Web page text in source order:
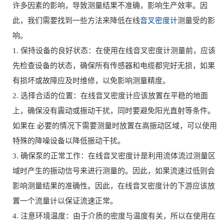
许多因素的影响，导致测量结果不准确，影响生产效率。因
此，我们需要找到一些方法来降低在线音叉密度计测量受的影
响。
1. 保持设备的良好状态：在使用在线音叉密度计测量前，应该
先检查设备的状态，确保所有传感器和电缆都完好无损，如果
有损坏或故障应及时维修，以免影响测量精度。
2. 选择合适的位置：在线音叉密度计应该放置在平稳的地面
上，确保没有震动或振动干扰，同时要避免阳光直射等条件。
如果在 必要的情况下需要测量时放置在高振动区域，可以使用
特殊的降噪设备以降低振动干扰。
3. 确保泵的正常工作：在线音叉密度计是利用流体流过测量区
域时产生的振动信号来进行测量的。因此，如果流速过低则会
影响测量结果的准确性。因此，在线音叉密度计的下游应该放
置一个流量计以保证流速正常。
4. 注意环境温度：由于介质的密度与温度有关，所以在使用在